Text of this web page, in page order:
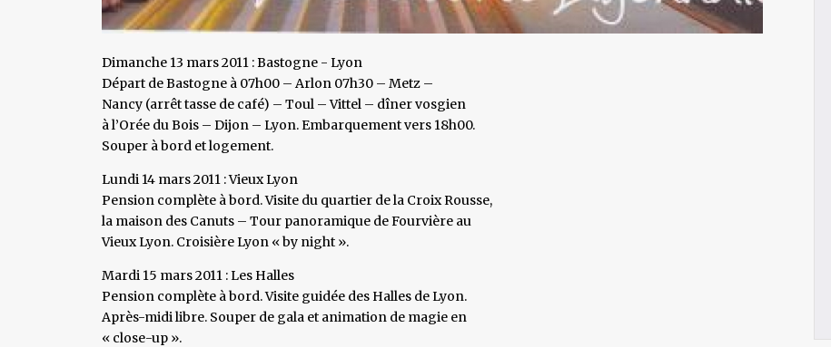
Dimanche 13 mars 2011 : Bastogne - Lyon
Départ de Bastogne à 07h00 – Arlon 07h30 – Metz –
Nancy (arrêt tasse de café) – Toul – Vittel – dîner vosgien
à l’Orée du Bois – Dijon – Lyon. Embarquement vers 18h00.
Souper à bord et logement.
Lundi 14 mars 2011 : Vieux Lyon
Pension complète à bord. Visite du quartier de la Croix Rousse,
la maison des Canuts – Tour panoramique de Fourvière au
Vieux Lyon. Croisière Lyon « by night ».
Mardi 15 mars 2011 : Les Halles
Pension complète à bord. Visite guidée des Halles de Lyon.
Après-midi libre. Souper de gala et animation de magie en
« close-up ».